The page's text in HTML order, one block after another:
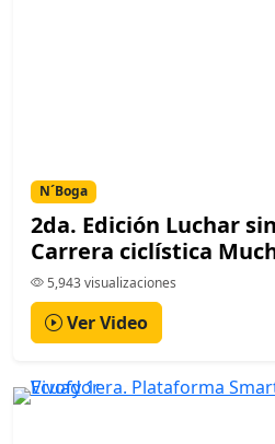
N´Boga
2da. Edición Luchar
Carrera ciclística
5,943 visualizaciones
Ver Video